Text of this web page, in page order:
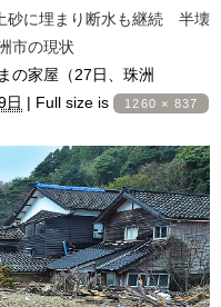
砂に埋まり断水も継続 半壊
市の現状
の家屋（27日、珠洲
日 | Full size is 1260 × 837